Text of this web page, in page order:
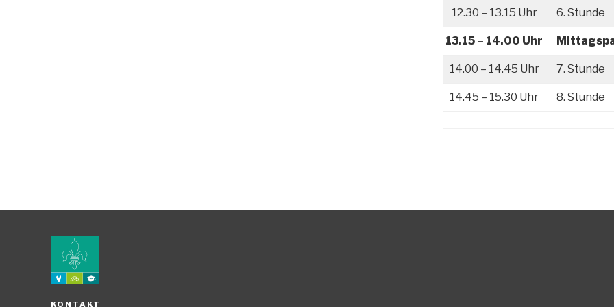
12.30 – 13.15 Uhr 6. Stunde
13.15 – 14.00 Uhr
14.00 – 14.45 Uhr 7. Stunde
14.45 – 15.30 Uhr 8. Stunde
KONTAKT